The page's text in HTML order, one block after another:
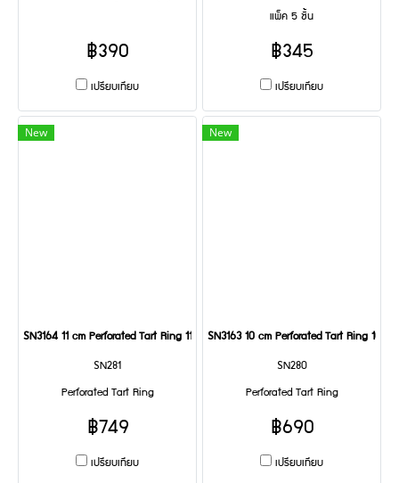
฿390
เปรียบเทียบ
แพ็ค 5 ชิ้น
฿345
เปรียบเทียบ
New
SN3164 11 cm Perforated Tart Ring 110x20 mm
SN281
Perforated Tart Ring
฿749
เปรียบเทียบ
New
SN3163 10 cm Perforated Tart Ring
SN280
Perforated Tart Ring
฿690
เปรียบเทียบ